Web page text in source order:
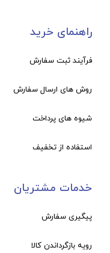
راهنمای خرید
فرآیند ثبت سفارش
روش های ارسال سفارش
شیوه های پرداخت
استفاده از تخفیف
خدمات مشتریان
پیگیری سفارش
رویه بازگرداندن کالا